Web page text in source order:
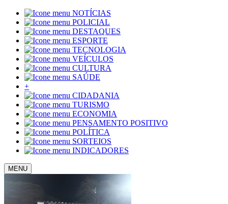
NOTÍCIAS
POLICIAL
DESTAQUES
ESPORTE
TECNOLOGIA
VEÍCULOS
CULTURA
SAÚDE
+
CIDADANIA
TURISMO
ECONOMIA
PENSAMENTO POSITIVO
POLÍTICA
SORTEIOS
INDICADORES
MENU